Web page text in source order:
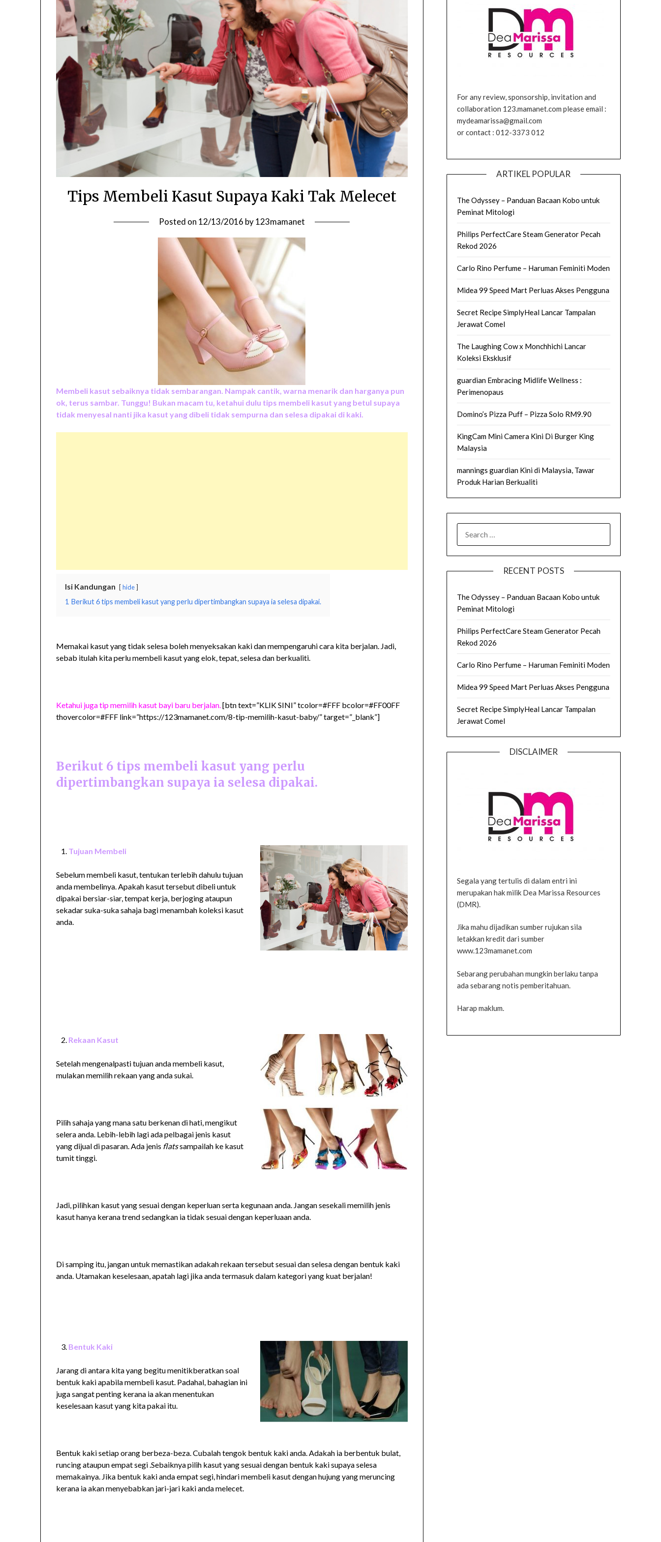
Tips Membeli Kasut Supaya Kaki Tak Melecet
Posted on 12/13/2016 by123mamanet
Membeli kasut sebaiknya tidak sembarangan. Nampak cantik, warna menarik dan harganya pun
ok, terus sambar. Tunggu! Bukan macam tu, ketahui dulu tips membeli kasut yang betul supaya
tidak menyesal nanti jika kasut yang dibeli tidak sempurna dan selesa dipakai di kaki.
Isi Kandungan hide
1 Berikut 6 tips membeli kasut yang perlu dipertimbangkan supaya ia selesa dipakai.
Memakai kasut yang tidak selesa boleh menyeksakan kaki dan mempengaruhi cara kita berjalan. Jadi,
sebab itulah kita perlu membeli kasut yang elok, tepat, selesa dan berkualiti.
Ketahui juga tip memilih kasut bayi baru berjalan.[btn text=”KLIK SINI” tcolor=#FFF bcolor=#FF00FF
thovercolor=#FFF link=”https://123mamanet.com/8-tip-memilih-kasut-baby/” target=”_blank”]
Berikut 6 tips membeli kasut yang perlu
dipertimbangkan supaya ia selesa dipakai.
Tujuan Membeli
Sebelum membeli kasut, tentukan terlebih dahulu tujuan
anda membelinya. Apakah kasut tersebut dibeli untuk
dipakai bersiar-siar, tempat kerja, berjoging ataupun
sekadar suka-suka sahaja bagi menambah koleksi kasut
anda.
Rekaan Kasut
Setelah mengenalpasti tujuan anda membeli kasut,
mulakan memilih rekaan yang anda sukai.
Pilih sahaja yang mana satu berkenan di hati, mengikut
selera anda. Lebih-lebih lagi ada pelbagai jenis kasut
yang dijual di pasaran. Ada jenis flatssampailah ke kasut
tumit tinggi.
Jadi, pilihkan kasut yang sesuai dengan keperluan serta kegunaan anda. Jangan sesekali memilih jenis
kasut hanya kerana trend sedangkan ia tidak sesuai dengan keperluaan anda.
Di samping itu, jangan untuk memastikan adakah rekaan tersebut sesuai dan selesa dengan bentuk kaki
anda. Utamakan keselesaan, apatah lagi jika anda termasuk dalam kategori yang kuat berjalan!
Bentuk Kaki
Jarang di antara kita yang begitu menitikberatkan soal
bentuk kaki apabila membeli kasut. Padahal, bahagian ini
juga sangat penting kerana ia akan menentukan
keselesaan kasut yang kita pakai itu.
Bentuk kaki setiap orang berbeza-beza. Cubalah tengok bentuk kaki anda. Adakah ia berbentuk bulat,
runcing ataupun empat segi .Sebaiknya pilih kasut yang sesuai dengan bentuk kaki supaya selesa
memakainya. Jika bentuk kaki anda empat segi, hindari membeli kasut dengan hujung yang meruncing
kerana ia akan menyebabkan jari-jari kaki anda melecet.
For any review, sponsorship, invitation and
collaboration 123.mamanet.com please email :
mydeamarissa@gmail.com
or contact : 012-3373 012
ARTIKEL POPULAR
The Odyssey – Panduan Bacaan Kobo untuk
Peminat Mitologi
Philips PerfectCare Steam Generator Pecah
Rekod 2026
Carlo Rino Perfume – Haruman Feminiti Moden
Midea 99 Speed Mart Perluas Akses Pengguna
Secret Recipe SimplyHeal Lancar Tampalan
Jerawat Comel
The Laughing Cow x Monchhichi Lancar
Koleksi Eksklusif
guardian Embracing Midlife Wellness :
Perimenopaus
Domino’s Pizza Puff – Pizza Solo RM9.90
KingCam Mini Camera Kini Di Burger King
Malaysia
mannings guardian Kini di Malaysia, Tawar
Produk Harian Berkualiti
FOR:
RECENT POSTS
The Odyssey – Panduan Bacaan Kobo untuk
Peminat Mitologi
Philips PerfectCare Steam Generator Pecah
Rekod 2026
Carlo Rino Perfume – Haruman Feminiti Moden
Midea 99 Speed Mart Perluas Akses Pengguna
Secret Recipe SimplyHeal Lancar Tampalan
Jerawat Comel
DISCLAIMER
Segala yang tertulis di dalam entri ini
merupakan hak milik Dea Marissa Resources
(DMR).
Jika mahu dijadikan sumber rujukan sila
letakkan kredit dari sumber
www.123mamanet.com
Sebarang perubahan mungkin berlaku tanpa
ada sebarang notis pemberitahuan.
Harap maklum.